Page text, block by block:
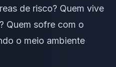
de risco? Quem vive
Quem sofre com o
o meio ambiente